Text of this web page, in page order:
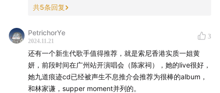
馈意见呀！
共5条回复
PetrichorYe
2024.11.21
3
还有一个新生代歌手值得推荐，就是索尼香港实质一姐黄
妍，前段时间在广州站开演唱会（陈家祠），她的live很好，
她九道痕迹cd已经被声生不息推介会推荐为很棒的album，
和林家谦，supper moment并列的。